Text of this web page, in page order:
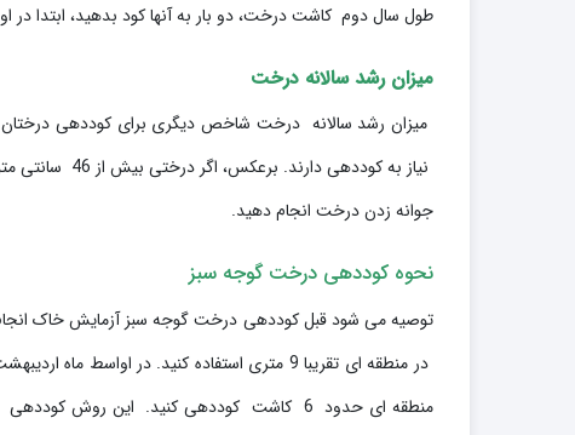
طول سال دوم کاشت درخت، دو بار به آنها کود بدهید، ابتدا
میزان رشد سالانه درخت
نیاز به
جوانه زدن درخت انجام دهید.
نحوه کوددهی درخت گوجه سبز
توصیه می شود قبل کوددهی درخت گوجه سبز آزمایش خاک
در منطقه ای تقریبا 9 متری استفاده کنید. در اواسط ماه اردیبهشت و اواسط خرداد ، ½ فنجان
منطقه ای حدود 6 کاشت کوددهی کنید. این